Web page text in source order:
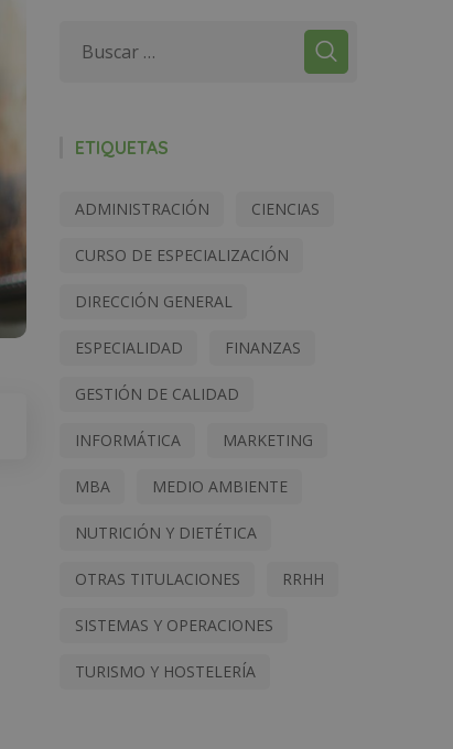
ETIQUETAS
ADMINISTRACIÓN CIENCIAS
CURSO DE ESPECIALIZACIÓN
DIRECCIÓN GENERAL
ESPECIALIDAD FINANZAS
GESTIÓN DE CALIDAD
INFORMÁTICA MARKETING
MBA MEDIO AMBIENTE
NUTRICIÓN Y DIETÉTICA
OTRAS TITULACIONES RRHH
SISTEMAS Y OPERACIONES
TURISMO Y HOSTELERÍA